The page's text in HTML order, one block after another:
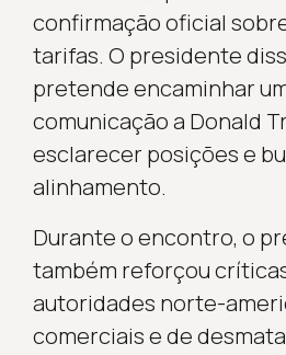
confirmação oficial
tarifas. O presidente
pretende encaminhar
comunicação a Donald
esclarecer posições e
alinhamento.
Durante o encontro, o
também reforçou
autoridades norte-
comerciais e de